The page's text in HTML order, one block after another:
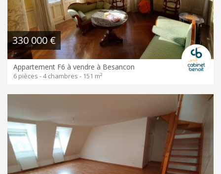
330 000 €
Appartement F6 à vendre à Besancon
6 pièces - 4 chambres - 151 m²